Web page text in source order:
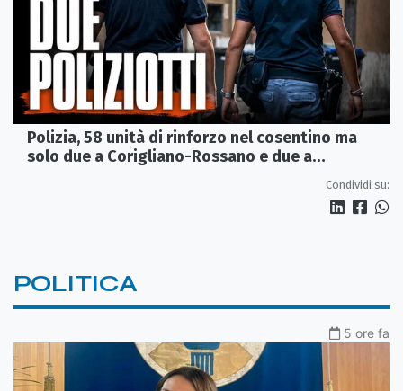
Polizia, 58 unità di rinforzo nel cosentino ma
solo due a Corigliano-Rossano e due a
Condividi su:
POLITICA
5 ore fa